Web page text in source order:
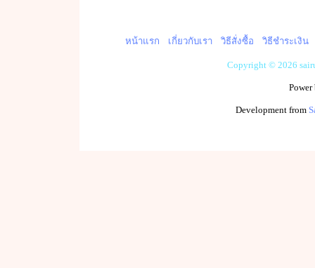
หน้าแรก เกี่ยวกับเรา วิธีสั่งซื้อ วิธีชำระเงิน
Copyright © 2026
Development from